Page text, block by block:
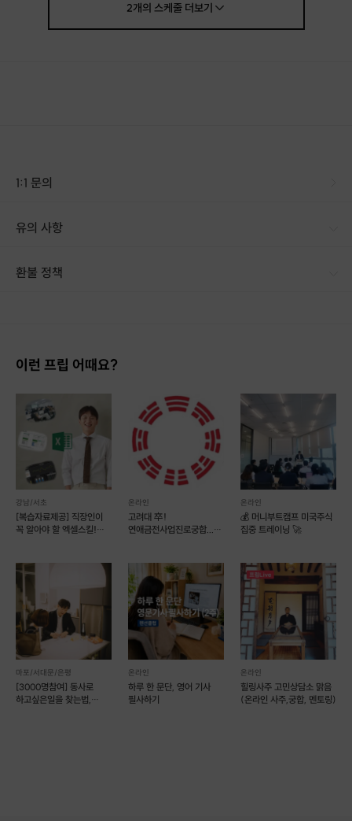
2개의 스케줄 더보기
1:1 문의
유의 사항
환불 정책
이런 프립 어때요?
강남/서초
[복습자료제공] 직장인이
꼭 알아야 할 엑셀스킬!
온라인
고려대 卒!
연애금전사업진로궁합...
온라인
💰 머니부트캠프 미국주식
집중 트레이닝 🚀
마포/서대문/은평
[3000명참여] 동사로
하고싶은일을 찾는법,
온라인
하루 한 문단, 영어 기사
필사하기
온라인
힐링사주 고민상담소 맑음
(온라인 사주,궁합, 멘토링)